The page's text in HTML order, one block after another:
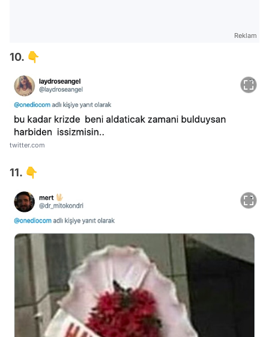
Reklam
10. 👇
twitter.com
11. 👇